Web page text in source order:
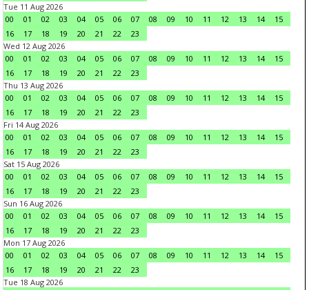
Tue 11 Aug 2026
00
01 02 03 04 05 06 07 08 09 10 11 12 13 14
15
16
17 18 19 20 21 22
23
Wed 12 Aug 2026
00
01 02 03 04 05 06 07 08 09 10 11 12 13 14
15
16
17 18 19 20 21 22
23
Thu 13 Aug 2026
00
01 02 03 04 05 06 07 08 09 10 11 12 13 14
15
16
17 18 19 20 21 22
23
Fri 14 Aug 2026
00
01 02 03 04 05 06 07 08 09 10 11 12 13 14
15
16
17 18 19 20 21 22
23
Sat 15 Aug 2026
00
01 02 03 04 05 06 07 08 09 10 11 12 13 14
15
16
17 18 19 20 21 22
23
Sun 16 Aug 2026
00
01 02 03 04 05 06 07 08 09 10 11 12 13 14
15
16
17 18 19 20 21 22
23
Mon 17 Aug 2026
00
01 02 03 04 05 06 07 08 09 10 11 12 13 14
15
16
17 18 19 20 21 22
23
Tue 18 Aug 2026